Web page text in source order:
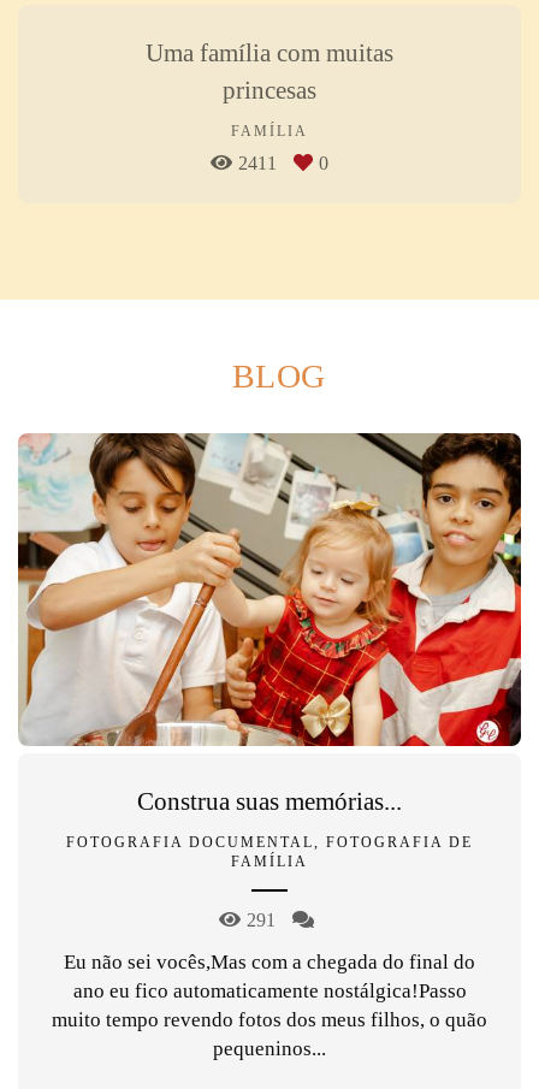
Uma família com muitas
princesas
FAMÍLIA
2411 0
BLOG
Construa suas memórias...
FOTOGRAFIA DOCUMENTAL, FOTOGRAFIA DE
FAMÍLIA
291
Eu não sei vocês,Mas com a chegada do final do
ano eu fico automaticamente nostálgica!Passo
muito tempo revendo fotos dos meus filhos, o quão
pequeninos...